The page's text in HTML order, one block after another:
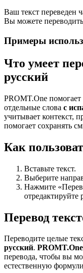
Ваш текст переведен
Вы можете
Примеры
Что умеет
русский
PROMT.One
отдельные слова с
учитывает контекст,
помогает сохранять
Как
Вставьте текст.
Выберите
Нажмите
отредактируйте
Перевод
Переводите целые
русский. PROMT.One
перевода, чтобы вы
естественную